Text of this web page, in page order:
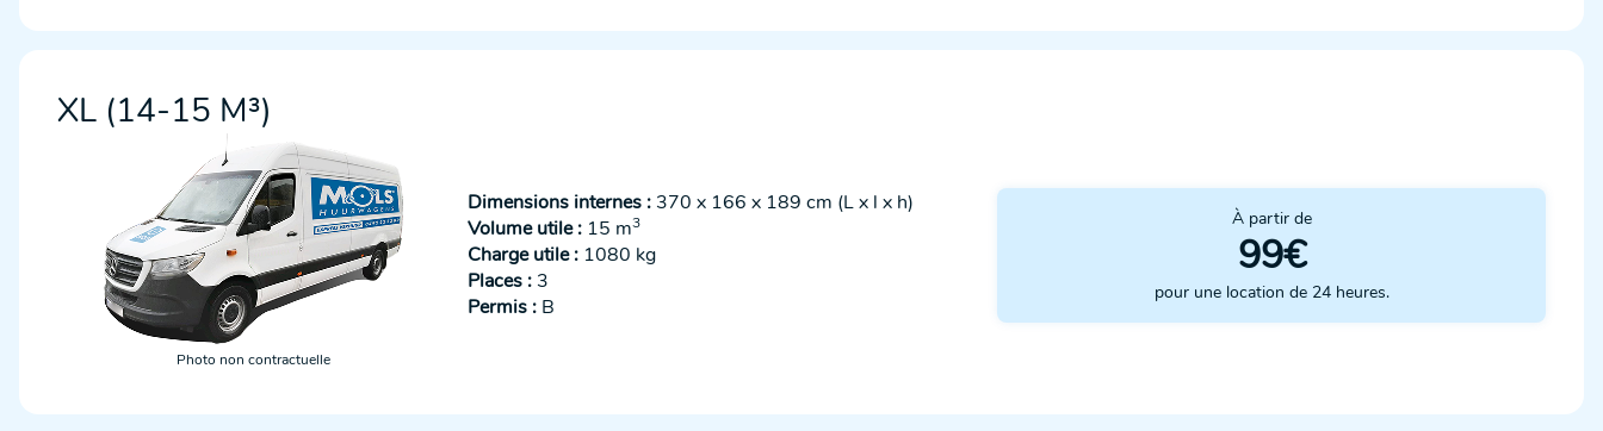
XL (14-15 M³)
Photo non contractuelle
Dimensions internes : 370 x 166 x 189 cm (L x l x h)
Volume utile : 15 m3
Charge utile : 1080 kg
Places : 3
Permis : B
À partir de
99€
pour une location de 24 heures.